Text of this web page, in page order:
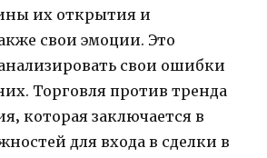
их открытия и
свои эмоции. Это
свои ошибки
Торговля против тренда
которая заключается в
для входа в сделки в